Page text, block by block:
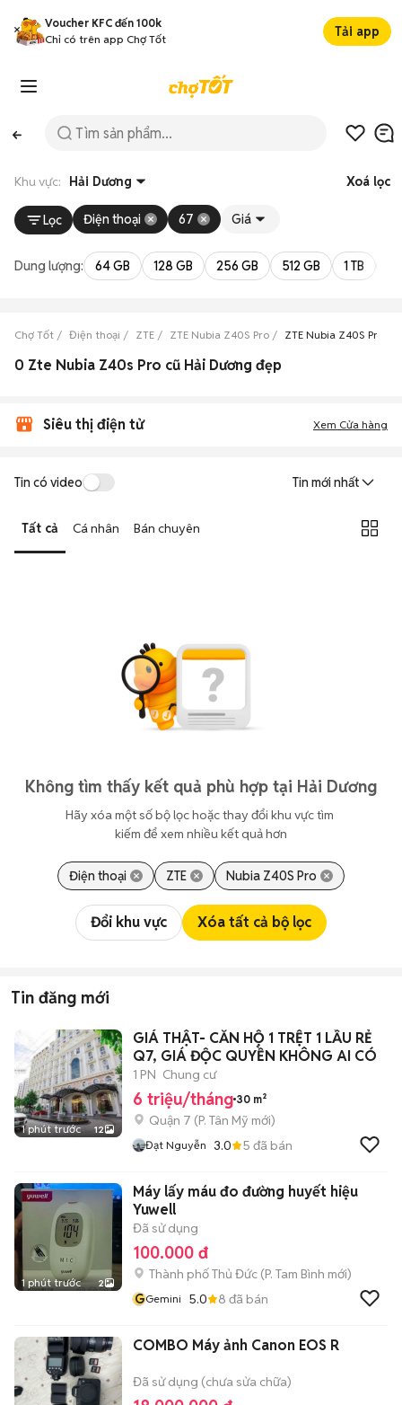
Voucher KFC đến 100k
Chỉ có trên app Chợ Tốt
Tải app
Khu vực: Hải Dương Xoá lọc
Lọc Điện thoại 67 Giá
Dung lượng: 64 GB 128 GB 256 GB 512 GB 1 TB
Chợ Tốt Điện thoại ZTE ZTE Nubia Z40S Pro ZTE Nubia Z40S Pro
0 Zte Nubia Z40s Pro cũ Hải Dương đẹp
Siêu thị điện tử Xem Cửa hàng
Tin có video Tin mới nhất
Tất cả Cá nhân Bán chuyên
Không tìm thấy kết quả phù hợp tại Hải Dương
Hãy xóa một số bộ lọc hoặc thay đổi khu vực tìm
kiếm để xem nhiều kết quả hơn
Điện thoại ZTE Nubia Z40S Pro
Đổi khu vực Xóa tất cả bộ lọc
Tin đăng mới
1 phút trước 12
GIÁ THẬT- CĂN HỘ 1 TRỆT 1 LẦU RẺ
Q7, GIÁ ĐỘC QUYỀN KHÔNG AI CÓ
1 PN Chung cư
6 triệu/tháng 30 m²
Quận 7 (P. Tân Mỹ mới)
Đạt Nguyễn 3.0 5 đã bán
1 phút trước 2
Máy lấy máu đo đường huyết hiệu
Yuwell
Đã sử dụng
100.000 đ
Thành phố Thủ Đức (P. Tam Bình mới)
GGemini 5.0 8 đã bán
COMBO Máy ảnh Canon EOS R
Đã sử dụng (chưa sửa chữa)